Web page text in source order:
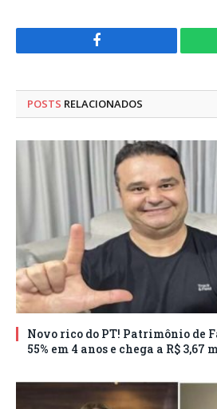
Facebook
POSTS RELACIONADOS
Novo rico do PT! Patrimônio de
55% em 4 anos e chega a R$ 3,67